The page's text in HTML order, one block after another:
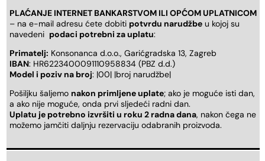
PLAĆANJE INTERNET BANKARSTVOM ILI OPĆOM UPLATNICOM
– na e-mail adresu ćete dobiti potvrdu narudžbe u kojoj su
navedeni podaci potrebni za uplatu:
Primatelj: Konsonanca d.o.o., Garićgradska 13, Zagreb
IBAN: HR6223400091110958834 (PBZ d.d.)
Model i poziv na broj: |00| |broj narudžbe|
Pošiljku šaljemo nakon primljene uplate; ako je moguće isti dan,
a ako nije moguće, onda prvi sljedeći radni dan.
Uplatu je potrebno izvršiti u roku 2 radna dana, nakon čega ne
možemo jamčiti daljnju rezervaciju odabranih proizvoda.